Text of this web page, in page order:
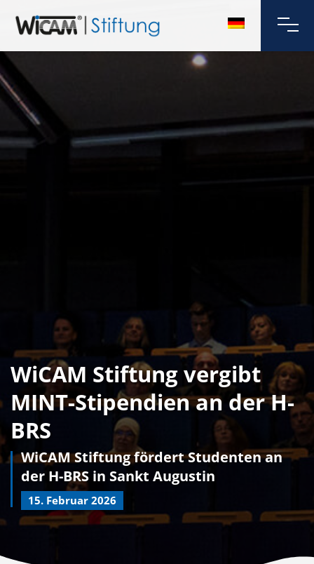
WiCAM Stiftung vergibt
MINT-Stipendien an der H-
BRS
WiCAM Stiftung fördert Studenten an
der H-BRS in Sankt Augustin
15. Februar 2026